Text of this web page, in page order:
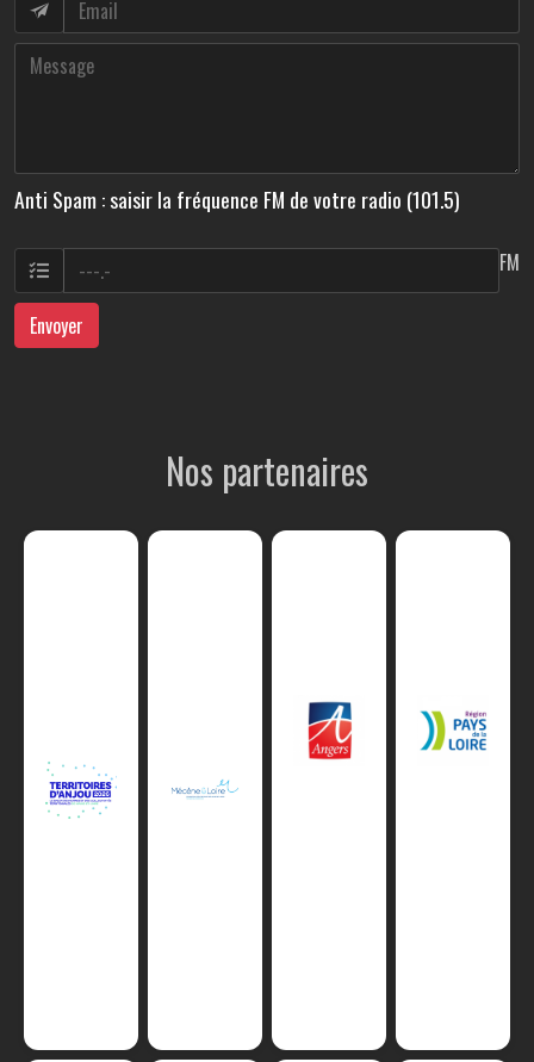
Anti Spam : saisir la fréquence FM de votre radio (101.5)
FM
Envoyer
Nos partenaires